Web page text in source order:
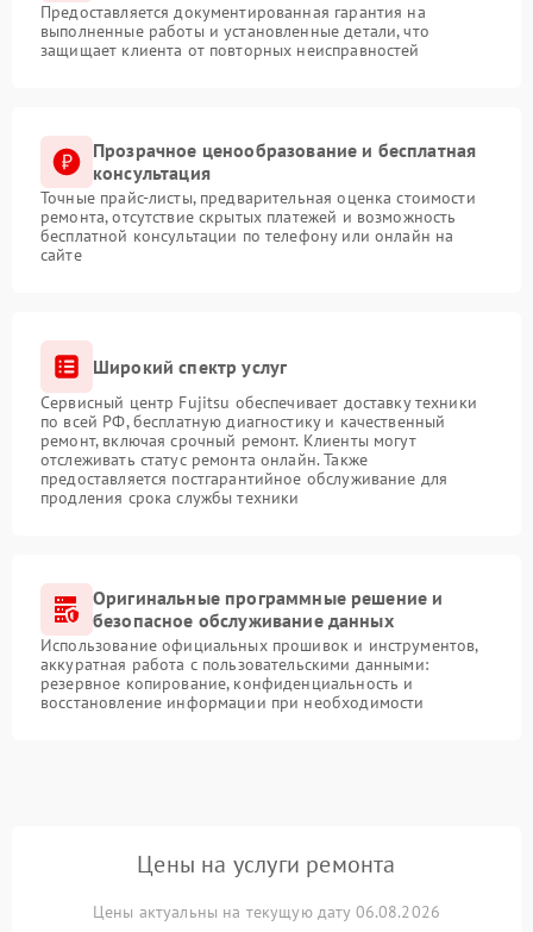
Предоставляется документированная гарантия на
выполненные работы и установленные детали, что
защищает клиента от повторных неисправностей
Прозрачное ценообразование и бесплатная
консультация
Точные прайс-листы, предварительная оценка стоимости
ремонта, отсутствие скрытых платежей и возможность
бесплатной консультации по телефону или онлайн на
сайте
Широкий спектр услуг
Сервисный центр Fujitsu обеспечивает доставку техники
по всей РФ, бесплатную диагностику и качественный
ремонт, включая срочный ремонт. Клиенты могут
отслеживать статус ремонта онлайн. Также
предоставляется постгарантийное обслуживание для
продления срока службы техники
Оригинальные программные решение и
безопасное обслуживание данных
Использование официальных прошивок и инструментов,
аккуратная работа с пользовательскими данными:
резервное копирование, конфиденциальность и
восстановление информации при необходимости
Цены на услуги ремонта
Цены актуальны на текущую дату 06.08.2026